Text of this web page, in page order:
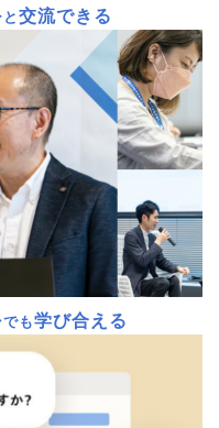
交流できる
も学び合える